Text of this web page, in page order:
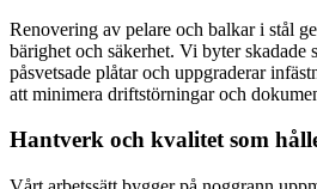
Renovering av pelare och balkar i stål
bärighet och säkerhet. Vi byter skadade
påsvetsade plåtar och uppgraderar
att minimera driftstörningar och
Hantverk och kvalitet som